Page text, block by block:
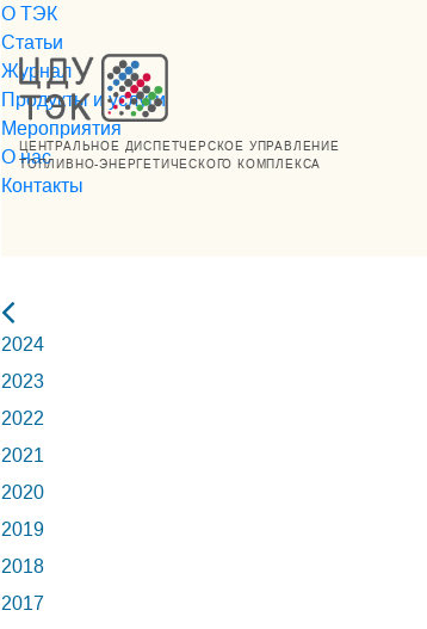
ЦЕНТРАЛЬНОЕ ДИСПЕТЧЕРСКОЕ УПРАВЛЕНИЕ
ТОПЛИВНО-ЭНЕРГЕТИЧЕСКОГО КОМПЛЕКСА
О ТЭК
Статьи
Журнал
Продукты и услуги
Мероприятия
О нас
Контакты
2024
2023
2022
2021
2020
2019
2018
2017